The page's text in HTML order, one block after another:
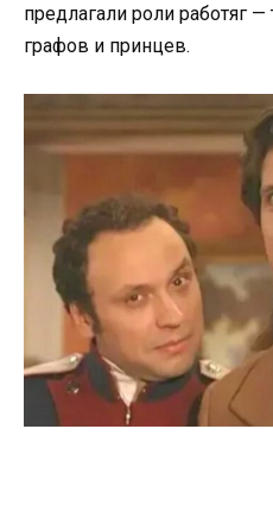
предлагали роли работяг
графов и принцев.